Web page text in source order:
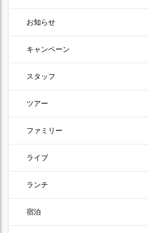
お知らせ
キャンペーン
スタッフ
ツアー
ファミリー
ライブ
ランチ
宿泊